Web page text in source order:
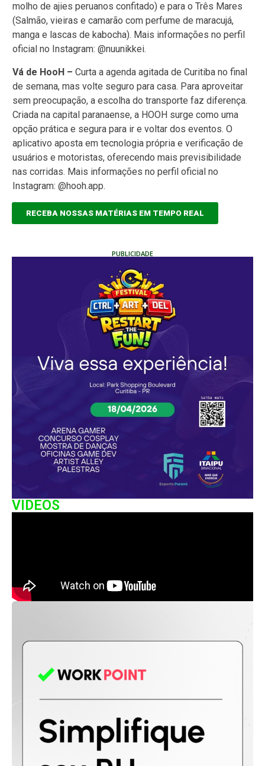
molho de ajies peruanos confitado) e para o Três Mares
(Salmão, vieiras e camarão com perfume de maracujá,
manga e lascas de kabocha). Mais informações no perfil
oficial no Instagram: @nuunikkei.
Vá de HooH – Curta a agenda agitada de Curitiba no final
de semana, mas volte seguro para casa. Para aproveitar
sem preocupação, a escolha do transporte faz diferença.
Criada na capital paranaense, a HOOH surge como uma
opção prática e segura para ir e voltar dos eventos. O
aplicativo aposta em tecnologia própria e verificação de
usuários e motoristas, oferecendo mais previsibilidade
nas corridas. Mais informações no perfil oficial no
Instagram: @hooh.app.
RECEBA NOSSAS MATÉRIAS EM TEMPO REAL
PUBLICIDADE
VIDEOS